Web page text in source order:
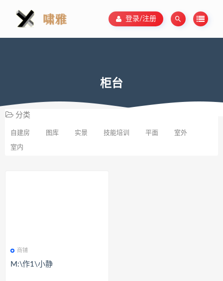
登录/注册
柜台
分类
自建房 图库 实景 技能培训 平面 室外
室内
商铺
M:\作1\小静